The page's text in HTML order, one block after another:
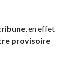
, en effet
provisoire